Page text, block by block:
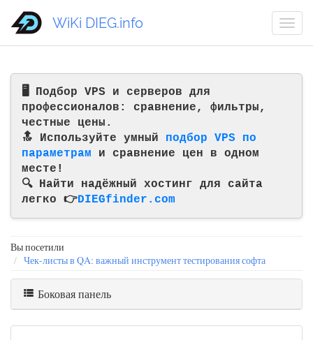
🖥️ Подбор VPS и серверов для
профессионалов: сравнение, фильтры,
честные цены.
🔝 Используйте умный подбор VPS по
параметрам и сравнение цен в одном
месте!
🔍 Найти надёжный хостинг для сайта
легко 👉DIEGfinder.com
WiKi DIEG.info
Вы посетили
Чек-листы в QA: важный инструмент тестирования софта
Боковая панель